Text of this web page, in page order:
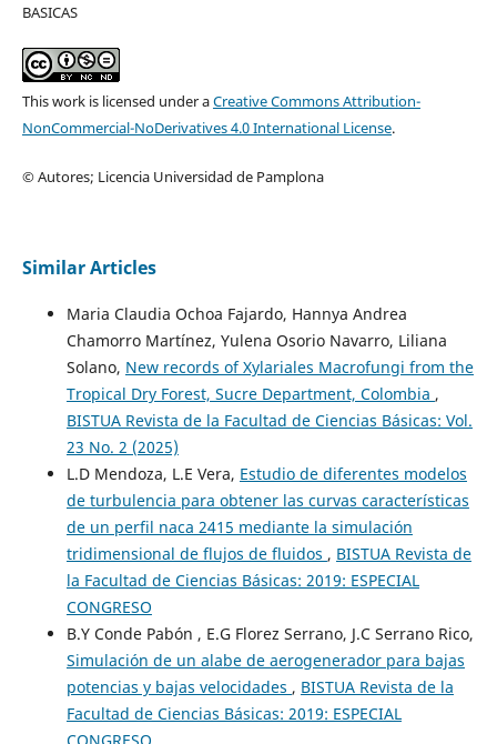
BASICAS
This work is licensed under aCreative Commons Attribution-
NonCommercial-NoDerivatives 4.0 International License.
© Autores; Licencia Universidad de Pamplona
Similar Articles
Maria Claudia Ochoa Fajardo, Hannya Andrea
Chamorro Martínez, Yulena Osorio Navarro, Liliana
Solano, New records of Xylariales Macrofungi from the
Tropical Dry Forest, Sucre Department, Colombia ,
BISTUA Revista de la Facultad de Ciencias Básicas: Vol.
23 No. 2 (2025)
L.D Mendoza, L.E Vera, Estudio de diferentes modelos
de turbulencia para obtener las curvas características
de un perfil naca 2415 mediante la simulación
tridimensional de flujos de fluidos , BISTUA Revista de
la Facultad de Ciencias Básicas: 2019: ESPECIAL
CONGRESO
B.Y Conde Pabón , E.G Florez Serrano, J.C Serrano Rico,
Simulación de un alabe de aerogenerador para bajas
potencias y bajas velocidades , BISTUA Revista de la
Facultad de Ciencias Básicas: 2019: ESPECIAL